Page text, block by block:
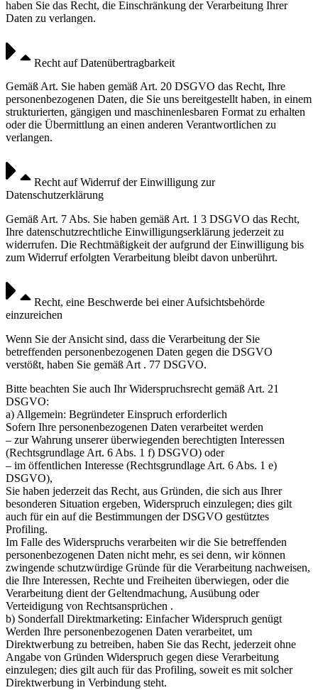
haben Sie das Recht, die Einschränkung der Verarbeitung Ihrer
Daten zu verlangen.
Recht auf Datenübertragbarkeit
Gemäß Art. Sie haben gemäß Art. 20 DSGVO das Recht, Ihre
personenbezogenen Daten, die Sie uns bereitgestellt haben, in einem
strukturierten, gängigen und maschinenlesbaren Format zu erhalten
oder die Übermittlung an einen anderen Verantwortlichen zu
verlangen.
Recht auf Widerruf der Einwilligung zur
Datenschutzerklärung
Gemäß Art. 7 Abs. Sie haben gemäß Art. 1 3 DSGVO das Recht,
Ihre datenschutzrechtliche Einwilligungserklärung jederzeit zu
widerrufen. Die Rechtmäßigkeit der aufgrund der Einwilligung bis
zum Widerruf erfolgten Verarbeitung bleibt davon unberührt.
Recht, eine Beschwerde bei einer Aufsichtsbehörde
einzureichen
Wenn Sie der Ansicht sind, dass die Verarbeitung der Sie
betreffenden personenbezogenen Daten gegen die DSGVO
verstößt, haben Sie gemäß Art . 77 DSGVO.
Bitte beachten Sie auch Ihr Widerspruchsrecht gemäß Art. 21
DSGVO:
a) Allgemein: Begründeter Einspruch erforderlich
Sofern Ihre personenbezogenen Daten verarbeitet werden
– zur Wahrung unserer überwiegenden berechtigten Interessen
(Rechtsgrundlage Art. 6 Abs. 1 f) DSGVO) oder
– im öffentlichen Interesse (Rechtsgrundlage Art. 6 Abs. 1 e)
DSGVO),
Sie haben jederzeit das Recht, aus Gründen, die sich aus Ihrer
besonderen Situation ergeben, Widerspruch einzulegen; dies gilt
auch für ein auf die Bestimmungen der DSGVO gestütztes
Profiling.
Im Falle des Widerspruchs verarbeiten wir die Sie betreffenden
personenbezogenen Daten nicht mehr, es sei denn, wir können
zwingende schutzwürdige Gründe für die Verarbeitung nachweisen,
die Ihre Interessen, Rechte und Freiheiten überwiegen, oder die
Verarbeitung dient der Geltendmachung, Ausübung oder
Verteidigung von Rechtsansprüchen .
b) Sonderfall Direktmarketing: Einfacher Widerspruch genügt
Werden Ihre personenbezogenen Daten verarbeitet, um
Direktwerbung zu betreiben, haben Sie das Recht, jederzeit ohne
Angabe von Gründen Widerspruch gegen diese Verarbeitung
einzulegen; dies gilt auch für das Profiling, soweit es mit solcher
Direktwerbung in Verbindung steht.